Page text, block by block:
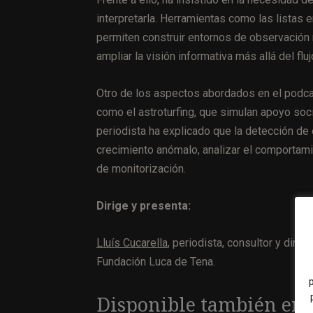
interpretarla. Herramientas como las listas
permiten construir entornos de
ampliar la visión informativa más allá del
Otro de los aspectos abordados en el
como el astroturfing, que simulan apoyo
periodista ha explicado que la detección
crecimiento anómalo, analizar el
de monitorización.
Dirige y presenta:
Lluís Cucarella, periodista, consultor y
Fundación Luca de Tena.
Disponible también